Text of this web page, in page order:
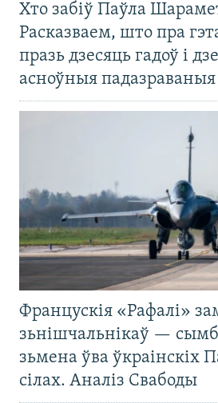
Хто забіў Паўла
Расказваем, што пра
празь дзесяць гадоў і
асноўныя падазраваныя
Францускія «Рафалі»
зьнішчальнікаў —
зьмена ўва ўкраінскіх
сілах. Аналіз Свабоды